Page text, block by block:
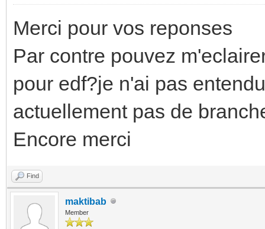
Merci pour vos reponses
Par contre pouvez
pour edf?je n'ai pas
actuellement pas de
Encore merci
Find
maktibab
Member